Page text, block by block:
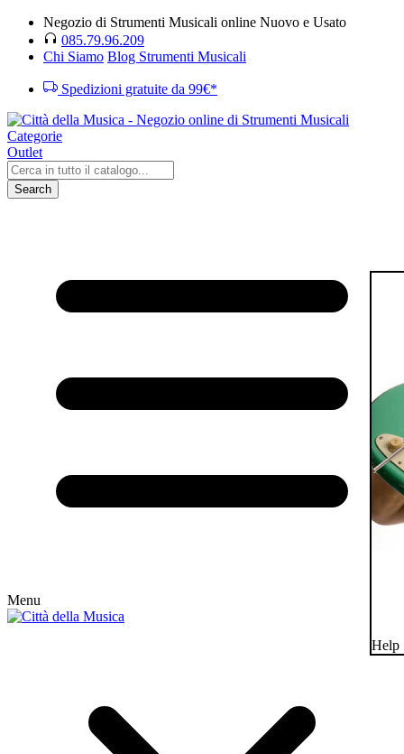
Negozio di Strumenti Musicali online Nuovo e Usato
085.79.96.209
Chi Siamo Blog Strumenti Musicali
Spedizioni gratuite da 99€*
Categorie
Outlet
Search
Menu
Help